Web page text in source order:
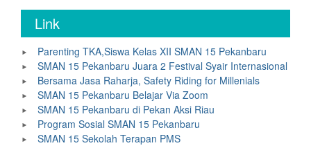
Link
Parenting TKA,Siswa Kelas XII SMAN 15 Pekanbaru
SMAN 15 Pekanbaru Juara 2 Festival Syair Internasional
Bersama Jasa Raharja, Safety Riding for Millenials
SMAN 15 Pekanbaru Belajar Via Zoom
SMAN 15 Pekanbaru di Pekan Aksi Riau
Program Sosial SMAN 15 Pekanbaru
SMAN 15 Sekolah Terapan PMS